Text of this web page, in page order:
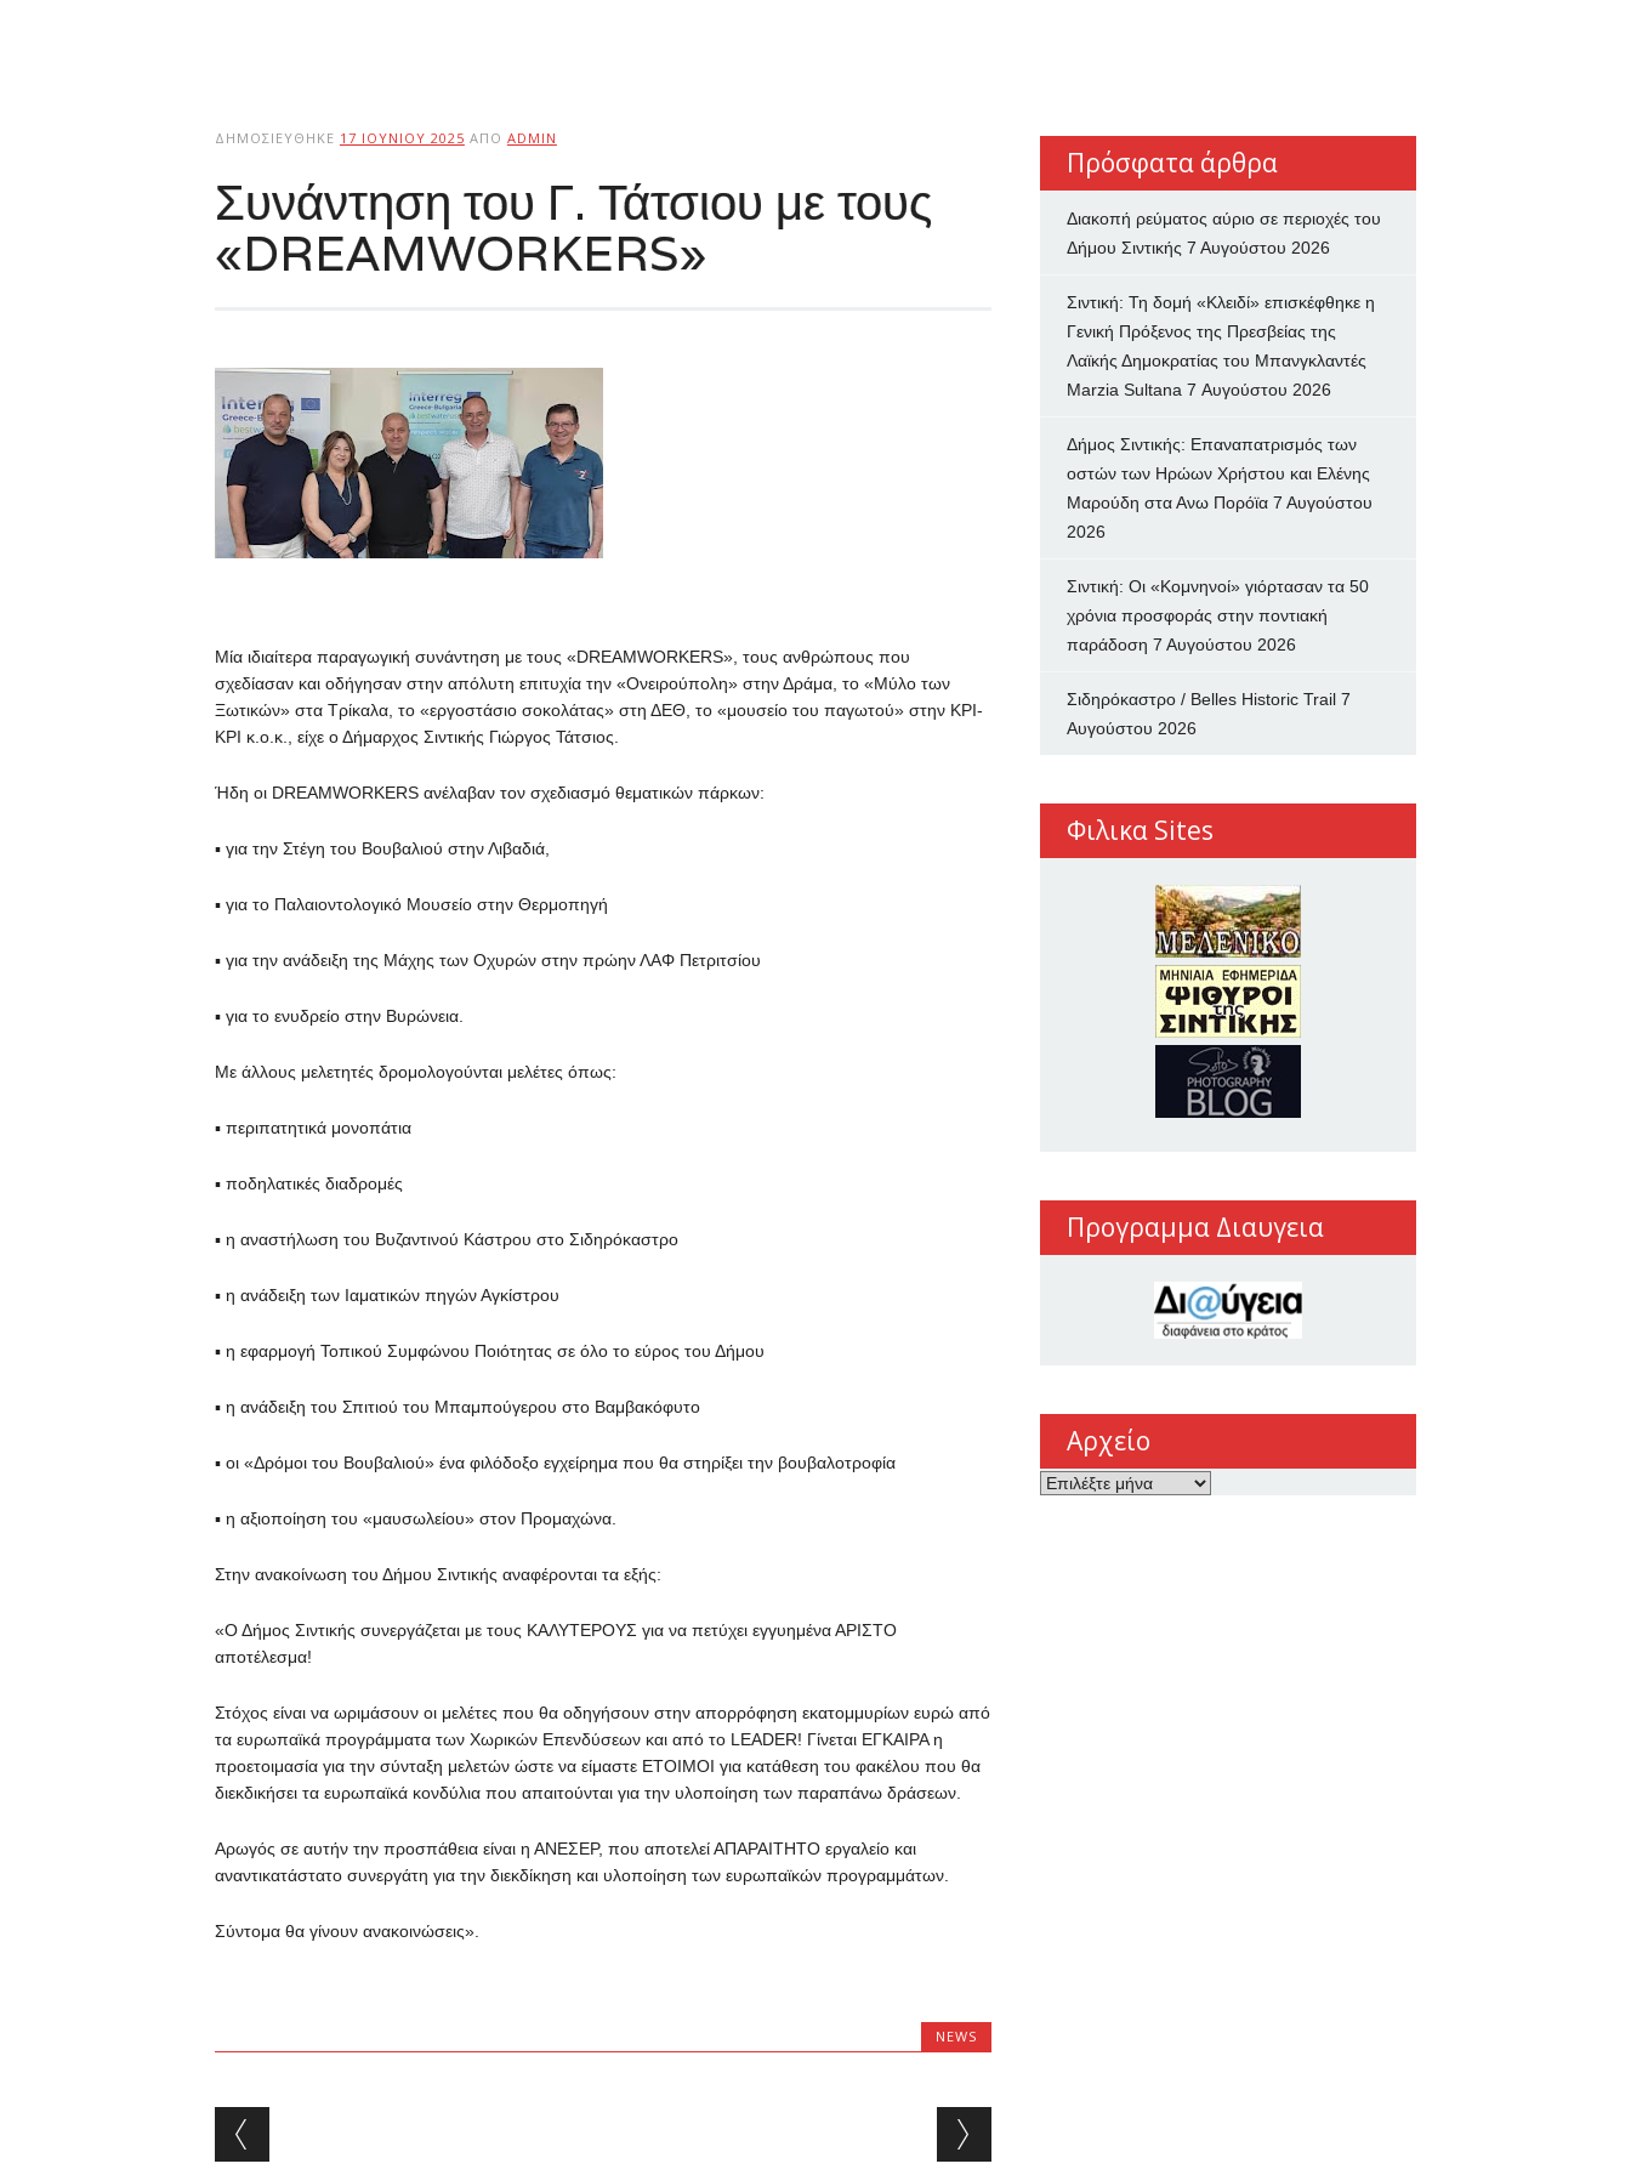
ΔΗΜΟΣΙΕΎΘΗΚΕ 17 ΙΟΥΝΊΟΥ 2025 ΑΠΌ ADMIN
Συνάντηση του Γ. Τάτσιου με τους
«DREAMWORKERS»
Μία ιδιαίτερα παραγωγική συνάντηση με τους «DREAMWORKERS», τους ανθρώπους που
σχεδίασαν και οδήγησαν στην απόλυτη επιτυχία την «Ονειρούπολη» στην Δράμα, το «Μύλο των
Ξωτικών» στα Τρίκαλα, το «εργοστάσιο σοκολάτας» στη ΔΕΘ, το «μουσείο του παγωτού» στην ΚΡΙ-
ΚΡΙ κ.ο.κ., είχε ο Δήμαρχος Σιντικής Γιώργος Τάτσιος.
Ήδη οι DREAMWORKERS ανέλαβαν τον σχεδιασμό θεματικών πάρκων:
▪ για την Στέγη του Βουβαλιού στην Λιβαδιά,
▪ για το Παλαιοντολογικό Μουσείο στην Θερμοπηγή
▪ για την ανάδειξη της Μάχης των Οχυρών στην πρώην ΛΑΦ Πετριτσίου
▪ για το ενυδρείο στην Βυρώνεια.
Με άλλους μελετητές δρομολογούνται μελέτες όπως:
▪ περιπατητικά μονοπάτια
▪ ποδηλατικές διαδρομές
▪ η αναστήλωση του Βυζαντινού Κάστρου στο Σιδηρόκαστρο
▪ η ανάδειξη των Ιαματικών πηγών Αγκίστρου
▪ η εφαρμογή Τοπικού Συμφώνου Ποιότητας σε όλο το εύρος του Δήμου
▪ η ανάδειξη του Σπιτιού του Μπαμπούγερου στο Βαμβακόφυτο
▪ οι «Δρόμοι του Βουβαλιού» ένα φιλόδοξο εγχείρημα που θα στηρίξει την βουβαλοτροφία
▪ η αξιοποίηση του «μαυσωλείου» στον Προμαχώνα.
Στην ανακοίνωση του Δήμου Σιντικής αναφέρονται τα εξής:
«Ο Δήμος Σιντικής συνεργάζεται με τους ΚΑΛΥΤΕΡΟΥΣ για να πετύχει εγγυημένα ΑΡΙΣΤΟ
αποτέλεσμα!
Στόχος είναι να ωριμάσουν οι μελέτες που θα οδηγήσουν στην απορρόφηση εκατομμυρίων ευρώ από
τα ευρωπαϊκά προγράμματα των Χωρικών Επενδύσεων και από το LEADER! Γίνεται ΕΓΚΑΙΡΑ η
προετοιμασία για την σύνταξη μελετών ώστε να είμαστε ΕΤΟΙΜΟΙ για κατάθεση του φακέλου που θα
διεκδικήσει τα ευρωπαϊκά κονδύλια που απαιτούνται για την υλοποίηση των παραπάνω δράσεων.
Αρωγός σε αυτήν την προσπάθεια είναι η ΑΝΕΣΕΡ, που αποτελεί ΑΠΑΡΑΙΤΗΤΟ εργαλείο και
αναντικατάστατο συνεργάτη για την διεκδίκηση και υλοποίηση των ευρωπαϊκών προγραμμάτων.
Σύντομα θα γίνουν ανακοινώσεις».
NEWS
Post navigation
Πρόσφατα άρθρα
Διακοπή ρεύματος αύριο σε περιοχές του
Δήμου Σιντικής 7 Αυγούστου 2026
Σιντική: Τη δομή «Κλειδί» επισκέφθηκε η
Γενική Πρόξενος της Πρεσβείας της
Λαϊκής Δημοκρατίας του Μπανγκλαντές
Marzia Sultana 7 Αυγούστου 2026
Δήμος Σιντικής: Επαναπατρισμός των
oστών των Ηρώων Χρήστου και Ελένης
Μαρούδη στα Ανω Πορόϊα 7 Αυγούστου
2026
Σιντική: Οι «Κομνηνοί» γιόρτασαν τα 50
χρόνια προσφοράς στην ποντιακή
παράδοση 7 Αυγούστου 2026
Σιδηρόκαστρο / Belles Historic Trail 7
Αυγούστου 2026
Φιλικα Sites
Προγραμμα Διαυγεια
Αρχείο
Αρχείο